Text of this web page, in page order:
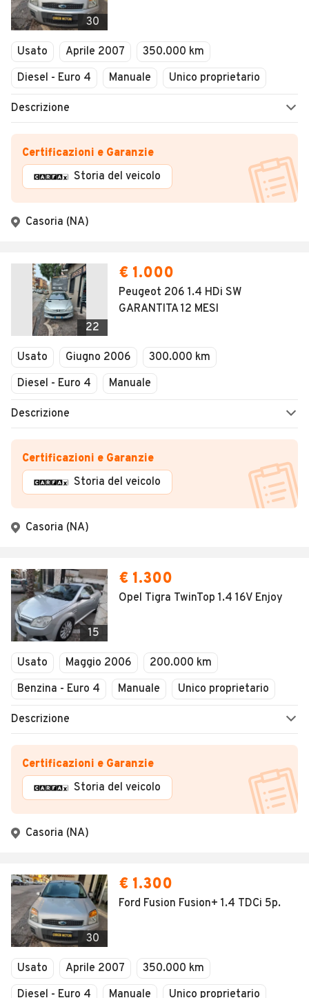
30
Usato Aprile 2007
350.000 km
Diesel - Euro 4
Manuale Unico proprietario
Descrizione
Certificazioni e Garanzie
Storia del veicolo
Casoria (NA)
22
€ 1.000
Peugeot 206 1.4 HDi SW
GARANTITA 12 MESI
Usato Giugno 2006
300.000 km
Diesel - Euro 4
Manuale
Descrizione
Certificazioni e Garanzie
Storia del veicolo
Casoria (NA)
15
€ 1.300
Opel Tigra TwinTop 1.4 16V Enjoy
Usato Maggio 2006
200.000 km
Benzina - Euro 4
Manuale Unico proprietario
Descrizione
Certificazioni e Garanzie
Storia del veicolo
Casoria (NA)
30
€ 1.300
Ford Fusion Fusion+ 1.4 TDCi 5p.
Usato Aprile 2007
350.000 km
Diesel - Euro 4
Manuale Unico proprietario